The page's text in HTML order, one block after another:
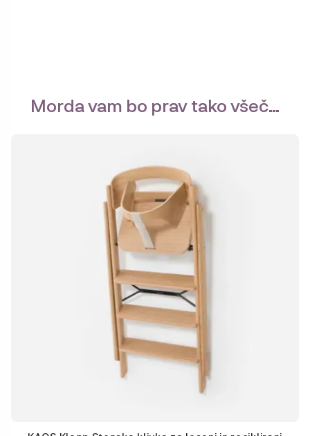
Morda vam bo prav tako všeč…